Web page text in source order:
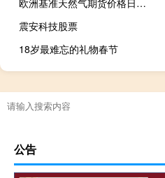
震安科技股票
18岁最难忘的礼物春节
公告